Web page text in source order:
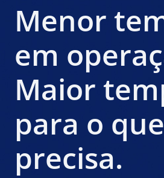
Menor
em
Maior
para o que
precisa.